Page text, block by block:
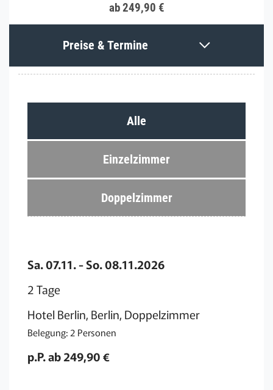
ab 249,90 €
Preise & Termine
Alle
Einzelzimmer
Doppelzimmer
Sa. 07.11. - So. 08.11.2026
2 Tage
Hotel Berlin, Berlin, Doppelzimmer
Belegung: 2 Personen
p.P. ab 249,90 €